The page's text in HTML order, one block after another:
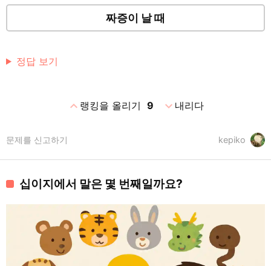
짜증이 날 때
정답 보기
expand_less랭킹을 올리기 9 expand_more내리다
kepiko
문제를 신고하기
십이지에서 말은 몇 번째일까요?